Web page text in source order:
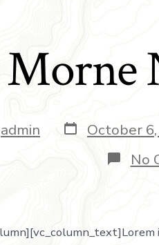
admin October
No